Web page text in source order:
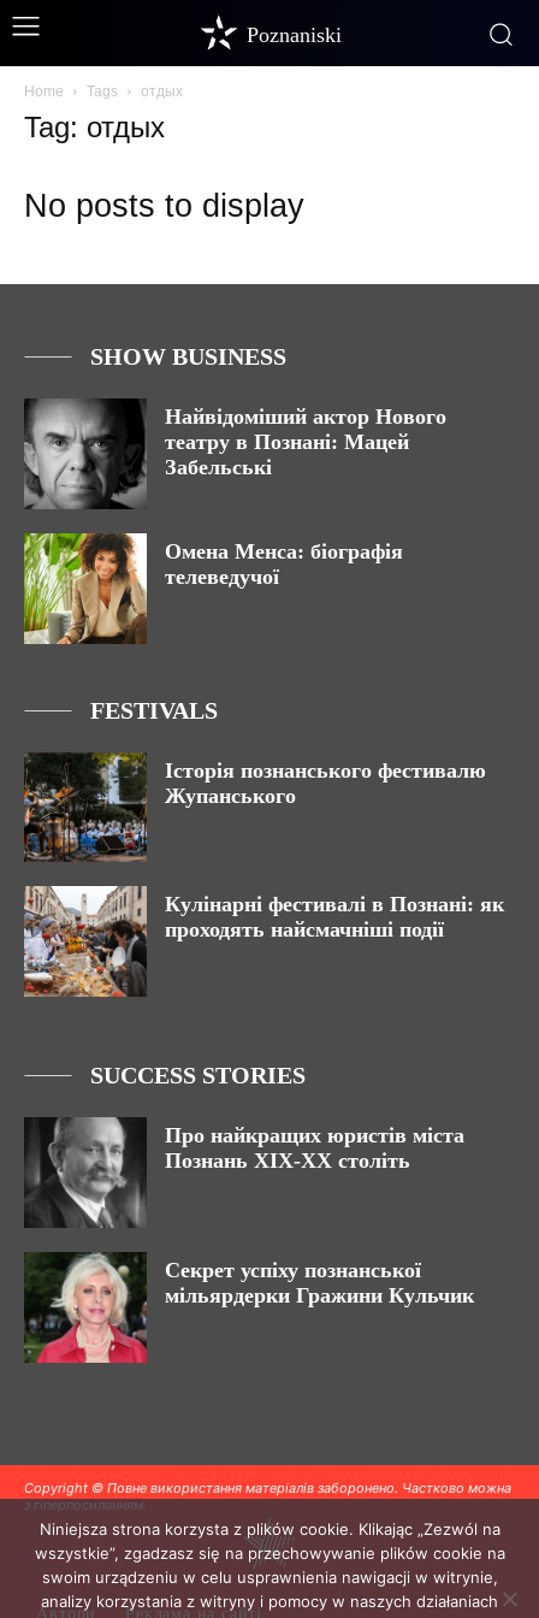
Poznaniski
Home Tags отдых
Tag: отдых
No posts to display
SHOW BUSINESS
Найвідоміший актор Нового
театру в Познані: Мацей
Забельські
Омена Менса: біографія
телеведучої
FESTIVALS
Історія познанського фестивалю
Жупанського
Кулінарні фестивалі в Познані: як
проходять найсмачніші події
SUCCESS STORIES
Про найкращих юристів міста
Познань ХІХ-ХХ століть
Секрет успіху познанської
мільярдерки Гражини Кульчик
Copyright © Повне використання матеріалів заборонено. Частково можна
з гіперпосиланням.
Автори Реклама на сайті
Niniejsza strona korzysta z plików cookie. Klikając „Zezwól na
wszystkie”, zgadzasz się na przechowywanie plików cookie na
swoim urządzeniu w celu usprawnienia nawigacji w witrynie,
analizy korzystania z witryny i pomocy w naszych działaniach